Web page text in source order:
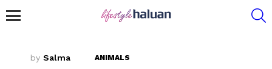
by Salma ANIMALS